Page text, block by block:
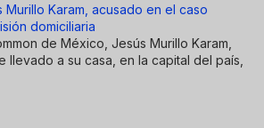
Karam, acusado en el caso
domiciliaria
de México, Jesús Murillo Karam,
llevado a su casa, en la capital del país,